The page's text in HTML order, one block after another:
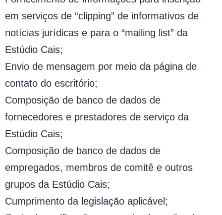
em serviços de “clipping” de informativos de
notícias jurídicas e para o “mailing list” da
Estúdio Cais;
Envio de mensagem por meio da página de
contato do escritório;
Composição de banco de dados de
fornecedores e prestadores de serviço da
Estúdio Cais;
Composição de banco de dados de
empregados, membros de comitê e outros
grupos da Estúdio Cais;
Cumprimento da legislação aplicável;